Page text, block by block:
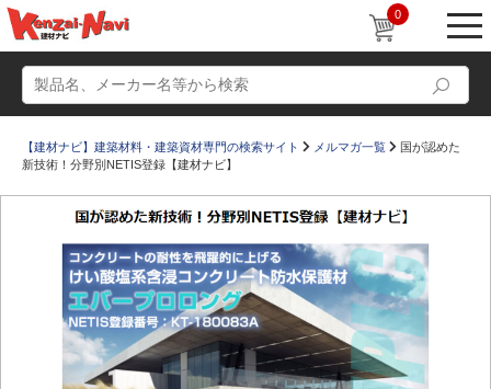
0
ショールーム
かたなび コラム
すまいリング 設計士インタビュー
【建材ナビ】建築材料・建築資材専門の検索サイト メルマガ一覧
国が認めた
新技術！分野別NETIS登録【建材ナビ】